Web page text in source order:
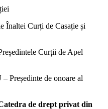
Înaltei Curți de Casație și
Curții de Apel
– Președinte de onoare al
de drept privat din